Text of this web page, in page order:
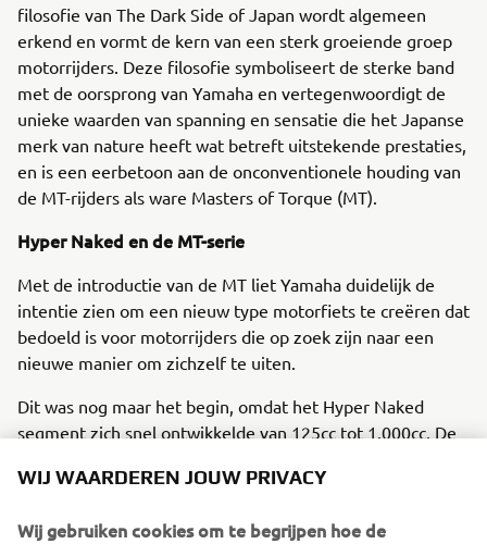
filosofie van The Dark Side of Japan wordt algemeen
erkend en vormt de kern van een sterk groeiende groep
motorrijders. Deze filosofie symboliseert de sterke band
met de oorsprong van Yamaha en vertegenwoordigt de
unieke waarden van spanning en sensatie die het Japanse
merk van nature heeft wat betreft uitstekende prestaties,
en is een eerbetoon aan de onconventionele houding van
de MT-rijders als ware Masters of Torque (MT).
Hyper Naked en de MT-serie
Met de introductie van de MT liet Yamaha duidelijk de
intentie zien om een nieuw type motorfiets te creëren dat
bedoeld is voor motorrijders die op zoek zijn naar een
nieuwe manier om zichzelf te uiten.
Dit was nog maar het begin, omdat het Hyper Naked
segment zich snel ontwikkelde van 125cc tot 1.000cc. De
om mee te groeien. Modellen met hoge specificaties,
evenals de MT-10 Tourer Edition, voldoen aan specifieke
WIJ WAARDEREN JOUW PRIVACY
Wij gebruiken cookies om te begrijpen hoe de